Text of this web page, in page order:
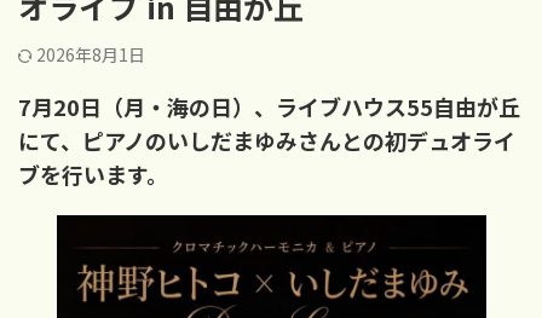
2026年8月1日
7月20日（月・海の日）、ライブハウス55自由が丘
にて、ピアノのいしだまゆみさんとの初デュオライ
ブを行います。